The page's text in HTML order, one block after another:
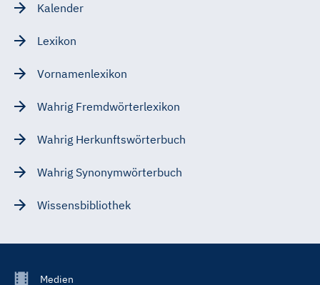
Kalender
Lexikon
Vornamenlexikon
Wahrig Fremdwörterlexikon
Wahrig Herkunftswörterbuch
Wahrig Synonymwörterbuch
Wissensbibliothek
FooterMedien